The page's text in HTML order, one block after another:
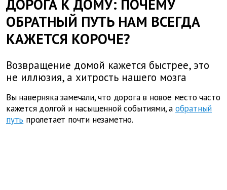
ДОРОГА К ДОМУ: ПОЧЕМУ
ОБРАТНЫЙ ПУТЬ НАМ ВСЕГДА
КАЖЕТСЯ КОРОЧЕ?
Возвращение домой кажется быстрее, это
не иллюзия, а хитрость нашего мозга
Вы наверняка замечали, что дорога в новое место часто
кажется долгой и насыщенной событиями, а обратный
путь пролетает почти незаметно.